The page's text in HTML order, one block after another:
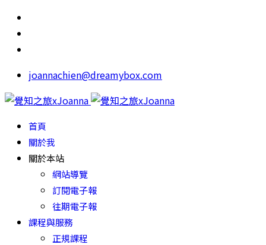
joannachien@dreamybox.com
首頁
關於我
關於本站
網站導覽
訂閱電子報
往期電子報
課程與服務
正規課程